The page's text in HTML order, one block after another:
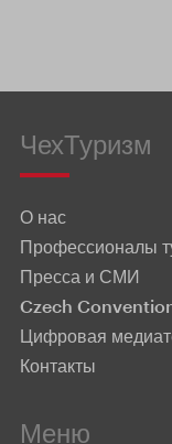
ЧехТуризм
О нас
Профессионалы
Пресса и СМИ
Czech
Цифровая
Контакты
Меню